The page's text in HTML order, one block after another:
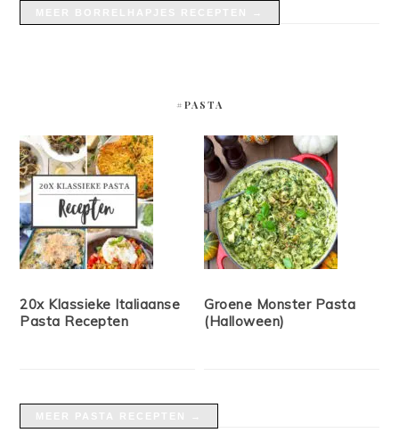
#PASTA
20x Klassieke Italiaanse
Pasta Recepten
Groene Monster Pasta
(Halloween)